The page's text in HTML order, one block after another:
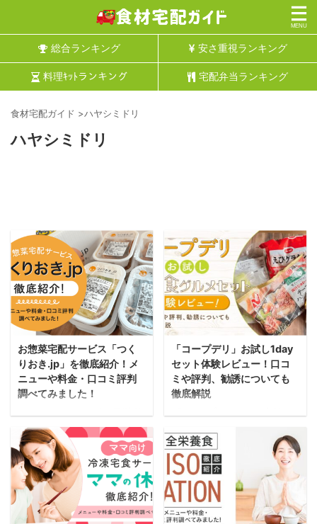
総合ランキング 安さ重視ランキング
料理ｷｯﾄランキング 宅配弁当ランキング
食材宅配ガイド >ハヤシミドリ
ハヤシミドリ
お惣菜宅配サービス「つく
りおき.jp」を徹底紹介！メ
ニューや料金・口コミ評判
調べてみました！
つくりおき.jpは管理栄養
士監修のレシピを元にプ
ロが手作りした料理を自
宅まで配達してくれる食
事宅配サービスです。 自
分で作るには少し手間が
かかる料理を、大人も子
「コープデリ」お試し1day
セット体験レビュー！口コ
ミや評判、勧誘についても
徹底解説
「コープデリ」は生協が
運営する食材宅配サービ
スです。 配達エリアは長
野県・新潟県含む関東1
都7県と範囲は全国では
ないですが、335万以上
の世帯の方が利用してい